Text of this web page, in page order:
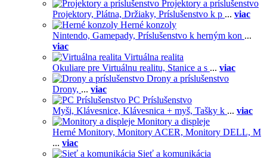
Projektory a príslušenstvo
Projektory, Plátna, Držiaky, Príslušenstvo k p ... viac
Herné konzoly
Nintendo, Gamepady, Príslušenstvo k herným kon ...
viac
Virtuálna realita
Okuliare pre Virtuálnu realitu, Stanice a s ... viac
Drony a príslušenstvo
Drony, ... viac
PC Príslušenstvo
Myši, Klávesnice, Klávesnica + myš, Tašky k ... viac
Monitory a displeje
Herné Monitory, Monitory ACER, Monitory DELL, M
... viac
Sieť a komunikácia